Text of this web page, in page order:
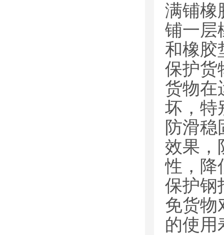
满铺橡
铺一层
和橡胶
保护货
货物在
坏，特
防滑
效果，
性，降
保护钢
免货物
的使用